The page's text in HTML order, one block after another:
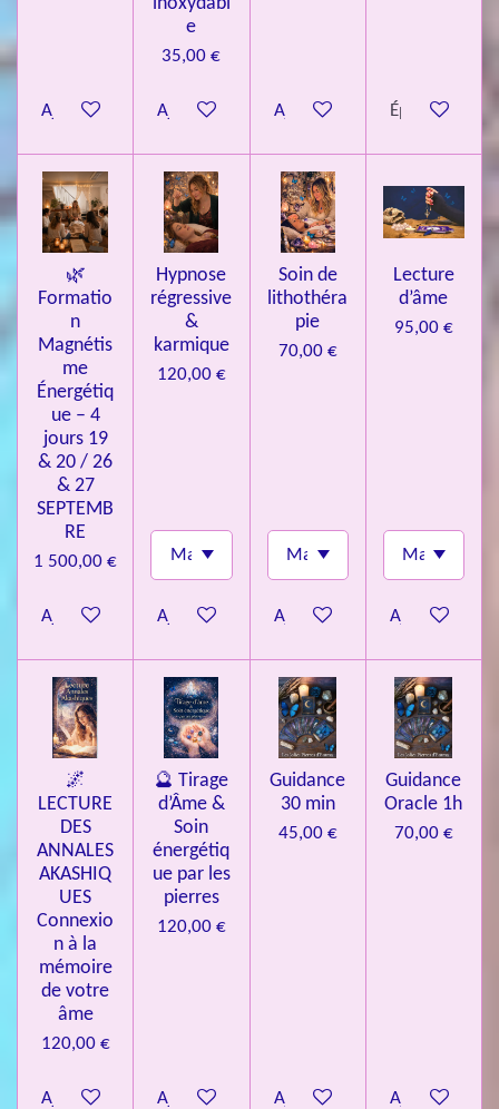
l
s
Ajouter au panier
inoxydabl
e
35,00 €
Ajouter au panierAjouter au panierÉpuisé
🌿
Formatio
n
Magnétis
me
Énergétiq
ue – 4
jours 19
& 20 / 26
& 27
SEPTEMB
RE
1 500,00 €
Ajouter au panier
Hypnose
régressive
&
karmique
120,00 €
Ajouter au panier
Soin de
lithothéra
pie
70,00 €
Ajouter au panier
Lecture
d’âme
95,00 €
Ajouter au
🌌
LECTURE
DES
ANNALES
AKASHIQ
UES
Connexio
n à la
mémoire
de votre
âme
120,00 €
Ajouter au panier
🔮 Tirage
d’Âme &
Soin
énergétiq
ue par les
pierres
120,00 €
Ajouter au panier
Guidance
30 min
45,00 €
Ajouter au panier
Guidance
Oracle 1h
70,00 €
Ajouter au